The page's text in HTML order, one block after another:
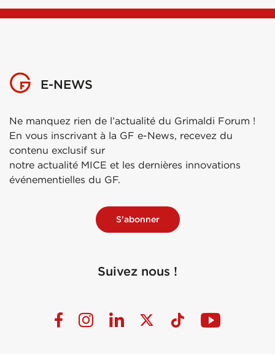
E-NEWS
Ne manquez rien de l’actualité du Grimaldi Forum !
En vous inscrivant à la GF e-News, recevez du
contenu exclusif sur
notre actualité MICE et les dernières innovations
événementielles du GF.
S'abonner
Suivez nous !